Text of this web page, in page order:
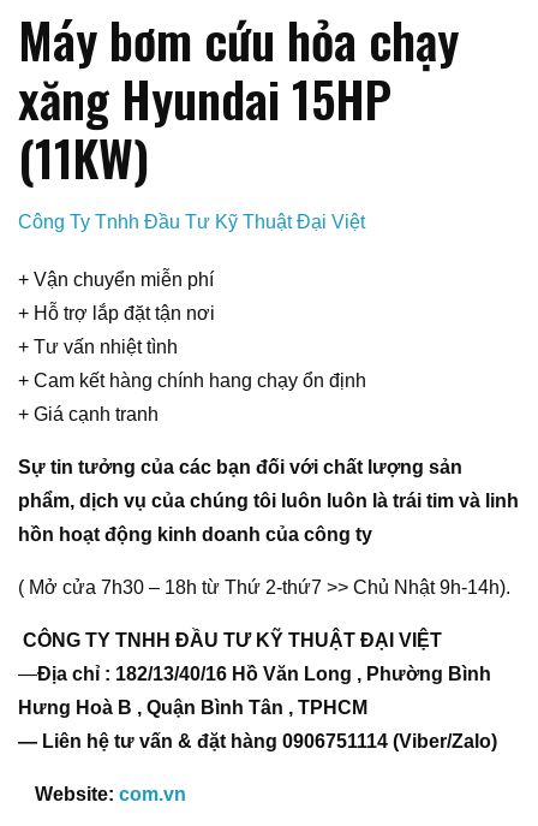
Máy bơm cứu hỏa chạy
xăng Hyundai 15HP
(11KW)
Công Ty Tnhh Đầu Tư Kỹ Thuật Đại Việt
+ Vận chuyển miễn phí
+ Hỗ trợ lắp đặt tận nơi
+ Tư vấn nhiệt tình
+ Cam kết hàng chính hang chạy ổn định
+ Giá cạnh tranh
Sự tin tưởng của các bạn đối với chất lượng sản
phẩm, dịch vụ của chúng tôi luôn luôn là trái tim và linh
hồn hoạt động kinh doanh của công ty
( Mở cửa 7h30 – 18h từ Thứ 2-thứ7 >> Chủ Nhật 9h-14h).
CÔNG TY TNHH ĐẦU TƯ KỸ THUẬT ĐẠI VIỆT
—Địa chỉ : 182/13/40/16 Hồ Văn Long , Phường Bình
Hưng Hoà B , Quận Bình Tân , TPHCM
— Liên hệ tư vấn & đặt hàng 0906751114 (Viber/Zalo)
Website:com.vn